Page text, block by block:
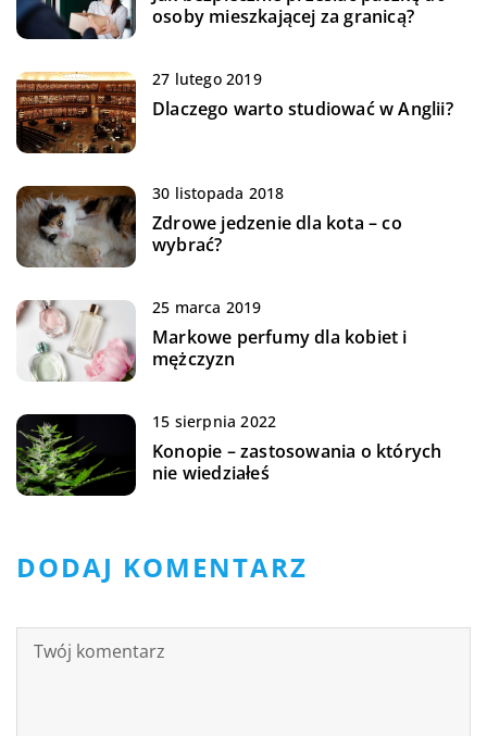
osoby mieszkającej za granicą?
27 lutego 2019
Dlaczego warto studiować w Anglii?
30 listopada 2018
Zdrowe jedzenie dla kota – co
wybrać?
25 marca 2019
Markowe perfumy dla kobiet i
mężczyzn
15 sierpnia 2022
Konopie – zastosowania o których
nie wiedziałeś
DODAJ KOMENTARZ